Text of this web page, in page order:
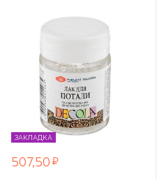
ЗАКЛАДКА
507,50